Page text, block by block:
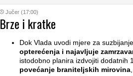
Jučer (17:00)
Brze i kratke
Dok Vlada uvodi mjere za
opterećenja i najavljuje
istodobno planira izdvojiti dodatnih
povećanje braniteljskih mirovina